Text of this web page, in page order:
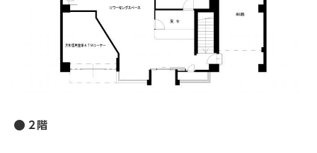
2階